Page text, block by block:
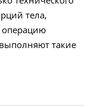
тела,
операцию
такие